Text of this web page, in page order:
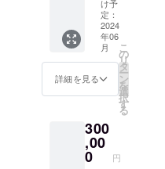
ござい
ますの
でご了
承くだ
さい。
スケ
ジュー
ルは個
程調整
しま
す。
【艶肌
り6ヶ月
以内に
ご利用
くださ
い。
【艶肌
女神】
1ヶ月分
1袋（90
粒／30
日分）
※商品に
は送料
女神】
1袋（90
粒／30
日分）
×24 販
売予定
価格：
362,880
の％27
OFF。
99,936
円お
け予
定：
2024
年06
月
詳細を見る
こ
の
リ
タ
ー
ン
を
選
択
す
る
300
,00
0 円